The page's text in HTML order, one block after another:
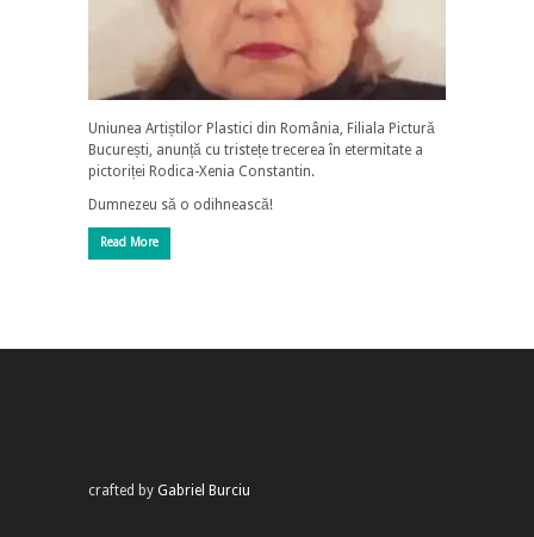
Uniunea Artiștilor Plastici din România, Filiala Pictură
București, anunță cu tristețe trecerea în etermitate a
pictoriței Rodica-Xenia Constantin.
Dumnezeu să o odihnească!
Read More
crafted by Gabriel Burciu